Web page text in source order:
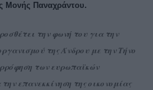
Μονής Παναχράντου.
την φωνή του για την
της Άνδρου με την Τήνο
των ευρωπαϊκών
επανεκκίνηση της οικονομίας